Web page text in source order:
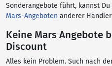
Sonderangebote führt, kannst
Mars-Angeboten anderer
Keine Mars Angebote
Discount
Alles kein Problem. Such nach